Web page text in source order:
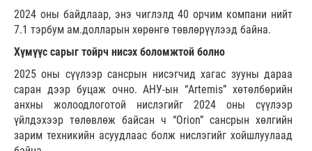
2024 оны байдлаар, энэ чиглэлд 40 орчим компани нийт
7.1 тэрбум ам.долларын хөрөнгө төвлөрүүлээд байна.
Хүмүүс сарыг тойрч нисэх боломжтой болно
2025 оны сүүлээр сансрын нисэгчид хагас зууны дараа
саран дээр буцаж очно. АНУ-ын “Artemis” хөтөлбөрийн
анхны жолоодлоготой нислэгийг 2024 оны сүүлээр
үйлдэхээр төлөвлөж байсан ч “Orion” сансрын хөлгийн
зарим техникийн асуудлаас болж нислэгийг хойшлуулаад